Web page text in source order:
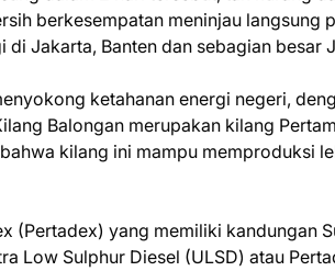
berkesempatan meninjau langsung
Jakarta, Banten dan sebagian besar
ketahanan energi negeri,
Balongan merupakan kilang
kilang ini mampu memproduksi
(Pertadex) yang memiliki kandungan
Low Sulphur Diesel (ULSD) atau